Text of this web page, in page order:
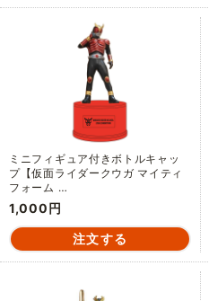
ミニフィギュア付きボトルキャッ
プ【仮面ライダークウガ マイティ
フォーム …
1,000円